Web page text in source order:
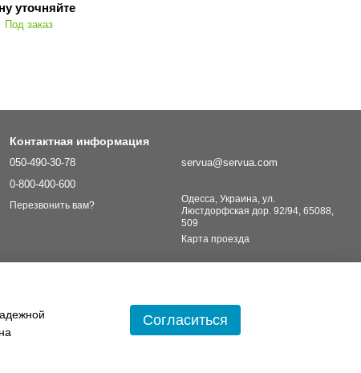
уточняйте
Под заказ
Контактная информация
050-490-30-78
0-800-400-600
Перезвонить вам?
servua@servua.com
Одесса, Украина, ул.
Люстдорфская дор. 92/94, 65088,
509
Карта проезда
Согласиться